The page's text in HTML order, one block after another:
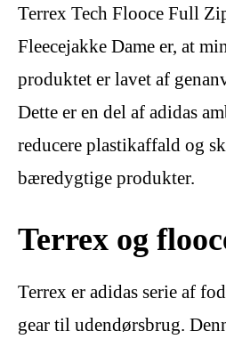
Terrex Tech Flooce Full
Fleecejakke Dame er, at
produktet er lavet af
Dette er en del af adidas
reducere plastikaffald og
bæredygtige produkter.
Terrex og
Terrex er adidas serie af
gear til udendørsbrug.